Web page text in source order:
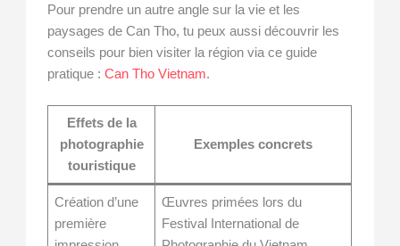
Pour prendre un autre angle sur la vie et les
paysages de Can Tho, tu peux aussi découvrir les
conseils pour bien visiter la région via ce guide
pratique :Can Tho Vietnam.
Effets de la
photographie
touristique
Exemples concrets
Création d’une
première
Œuvres primées lors du
Festival International de